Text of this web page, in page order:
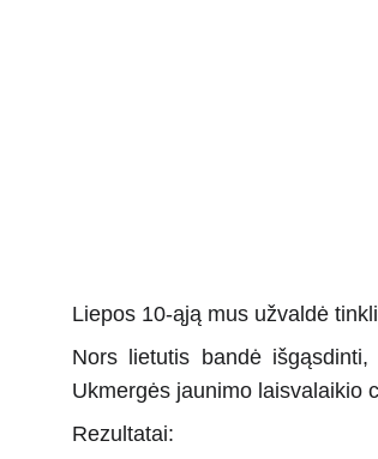
Liepos 10-ąją mus užvaldė
Nors lietutis bandė
Ukmergės jaunimo laisvalaikio
Rezultatai: